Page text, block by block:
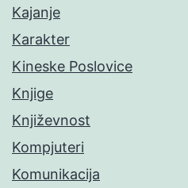
Kajanje
Karakter
Kineske Poslovice
Knjige
Književnost
Kompjuteri
Komunikacija